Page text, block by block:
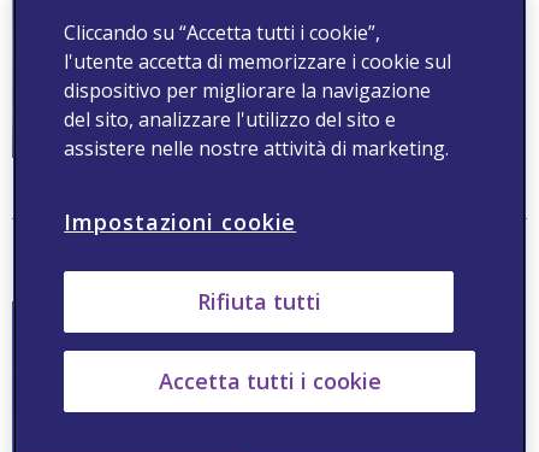
comportamentale per
l'insonnia possa essere un
efficace strumento di
prevenzione contro la
depressione negli anziani.
Leggi
Un modello per prevedere depressione e ansia con IA
e social media
L'articolo tratta dell'utilizzo
dell'Intelligenza Artificiale
per sviluppare modelli di
previsione di ansia e
Cliccando su “Accetta tutti i cookie”,
l'utente accetta di memorizzare i cookie sul
dispositivo per migliorare la navigazione
del sito, analizzare l'utilizzo del sito e
assistere nelle nostre attività di marketing.
Impostazioni cookie
Rifiuta tutti
Accetta tutti i cookie